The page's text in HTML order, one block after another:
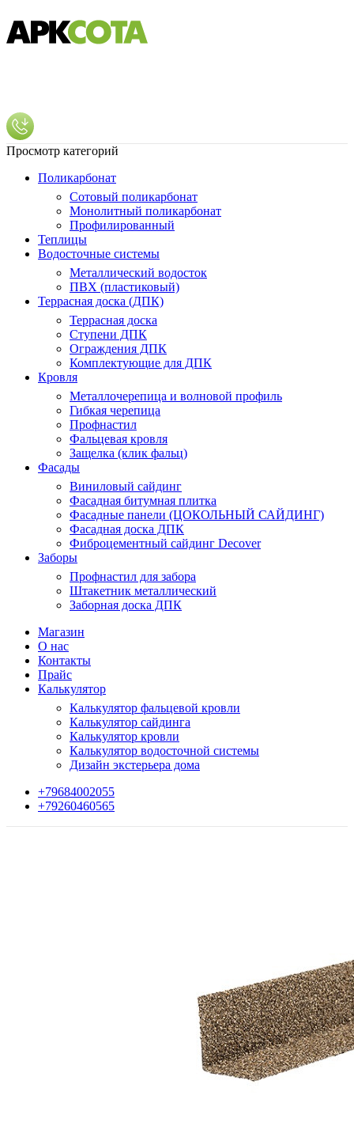
Просмотр категорий
Поликарбонат
Сотовый поликарбонат
Монолитный поликарбонат
Профилированный
Теплицы
Водосточные системы
Металлический водосток
ПВХ (пластиковый)
Террасная доска (ДПК)
Террасная доска
Ступени ДПК
Ограждения ДПК
Комплектующие для ДПК
Кровля
Металлочерепица и волновой профиль
Гибкая черепица
Профнастил
Фальцевая кровля
Защелка (клик фальц)
Фасады
Виниловый сайдинг
Фасадная битумная плитка
Фасадные панели (ЦОКОЛЬНЫЙ САЙДИНГ)
Фасадная доска ДПК
Фиброцементный сайдинг Decover
Заборы
Профнастил для забора
Штакетник металлический
Заборная доска ДПК
Магазин
О нас
Контакты
Прайс
Калькулятор
Калькулятор фальцевой кровли
Калькулятор сайдинга
Калькулятор кровли
Калькулятор водосточной системы
Дизайн экстерьера дома
+79684002055
+79260460565